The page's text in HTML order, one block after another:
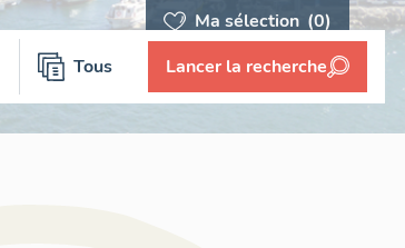
Ma sélection (0)
Tous Lancer la recherche